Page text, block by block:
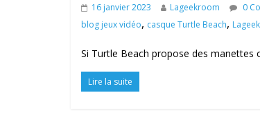
16 janvier 2023 Lageekroom 0
blog jeux vidéo, casque Turtle Beach,
Si Turtle Beach propose des manettes
Lire la suite